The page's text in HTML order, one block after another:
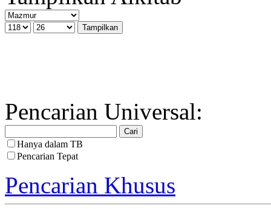
Pencarian Universal:
Hanya dalam TB
Pencarian Tepat
Pencarian Khusus